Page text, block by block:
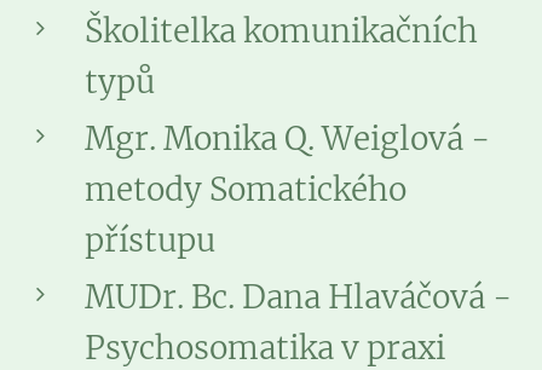
Školitelka komunikačních
typů
Mgr. Monika Q. Weiglová -
metody Somatického
přístupu
MUDr. Bc. Dana Hlaváčová -
Psychosomatika v praxi